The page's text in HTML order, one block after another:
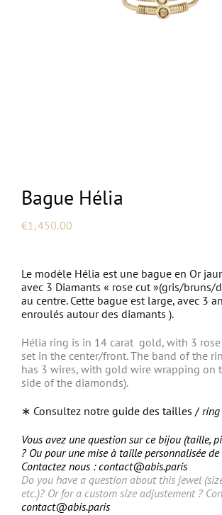
NEW
Bague Hélia
€1,450.00
Le modèle Hélia est une bague en Or
avec 3 Diamants « rose cut »(gris/bruns/
au centre. Cette bague est large, avec 3
enroulés autour des diamants ).
Hélia ring is in 14 carat gold, with 3
set in the center/front. The band of the
has 3 wires, with gold wire wrapping on
side of the diamonds).
∗ Consultez notre guide des tailles / ring
Vous avez une question sur ce bijou (taille,
? Ou pour une mise à taille personnalisée
Contactez nous : contact@abis.paris
Do you have a question about this jewel
etc.)? Or for a custom size adjustement ?
contact@abis.paris